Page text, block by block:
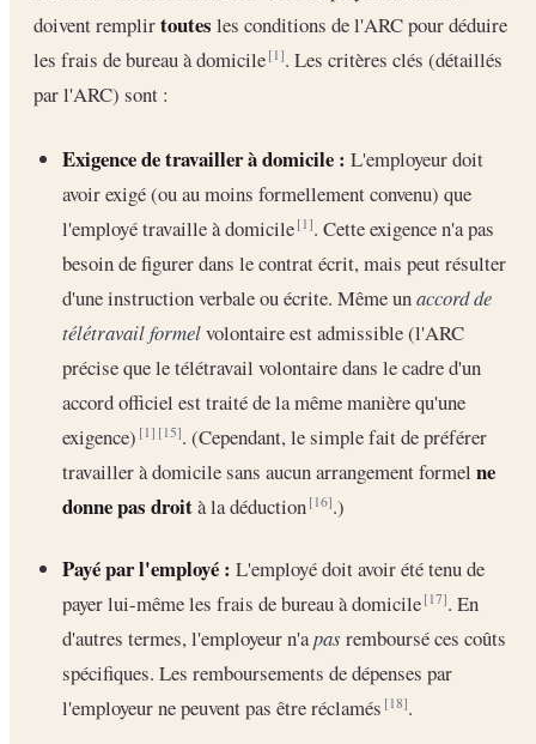
doivent remplirtoutes les conditions de l'ARC pour déduire
les frais de bureau à domicile[1]. Les critères clés (détaillés
par l'ARC) sont :
Exigence de travailler à domicile : L'employeur doit
avoir exigé (ou au moins formellement convenu) que
l'employé travaille à domicile[1]. Cette exigence n'a pas
besoin de figurer dans le contrat écrit, mais peut résulter
d'une instruction verbale ou écrite. Même unaccord de
télétravail formelvolontaire est admissible (l'ARC
précise que le télétravail volontaire dans le cadre d'un
accord officiel est traité de la même manière qu'une
exigence)[1] [15]. (Cependant, le simple fait de préférer
travailler à domicile sans aucun arrangement formel ne
donne pas droità la déduction[16].)
Payé par l'employé : L'employé doit avoir été tenu de
payer lui-même les frais de bureau à domicile[17]. En
d'autres termes, l'employeur n'apas remboursé ces coûts
spécifiques. Les remboursements de dépenses par
l'employeur ne peuvent pas être réclamés[18].